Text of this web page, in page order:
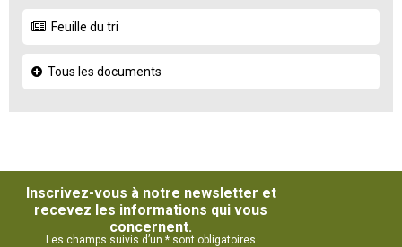
Feuille du tri
Tous les documents
Inscrivez-vous à notre newsletter et
recevez les informations qui vous
concernent.
Les champs suivis d’un * sont obligatoires